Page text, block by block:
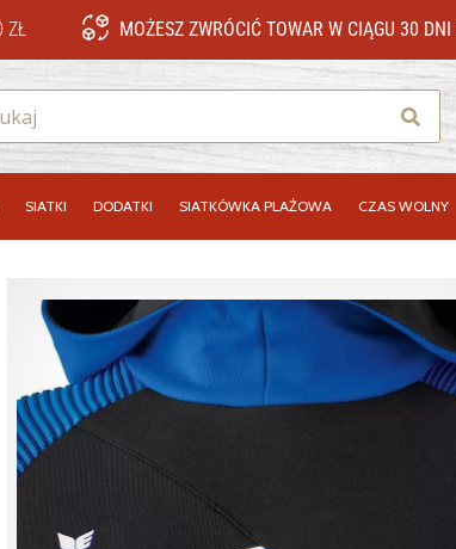
ZŁ MOŻESZ ZWRÓCIĆ TOWAR W CIĄGU 30 DNI
Szukaj
SIATKI DODATKI SIATKÓWKA PLAŻOWA CZAS WOLNY